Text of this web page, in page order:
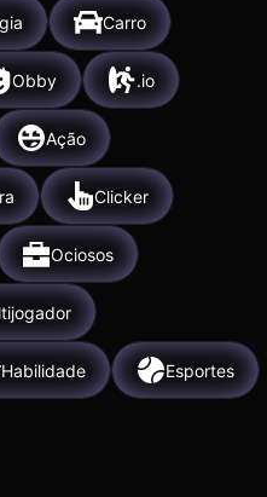
Carro
Obby .io
Ação
Clicker
Ociosos
Habilidade Esportes